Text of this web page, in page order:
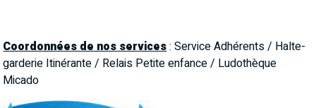
Coordonnées de nos services: Service Adhérents / Halte-
garderie Itinérante / Relais Petite enfance / Ludothèque
Micado